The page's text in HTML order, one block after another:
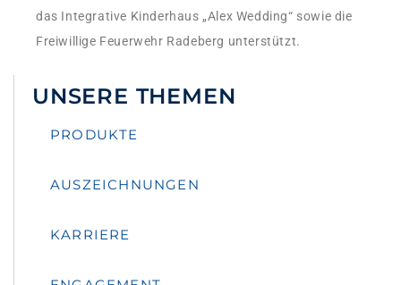
das Integrative Kinderhaus „Alex Wedding“ sowie die
Freiwillige Feuerwehr Radeberg unterstützt.
UNSERE THEMEN
PRODUKTE
AUSZEICHNUNGEN
KARRIERE